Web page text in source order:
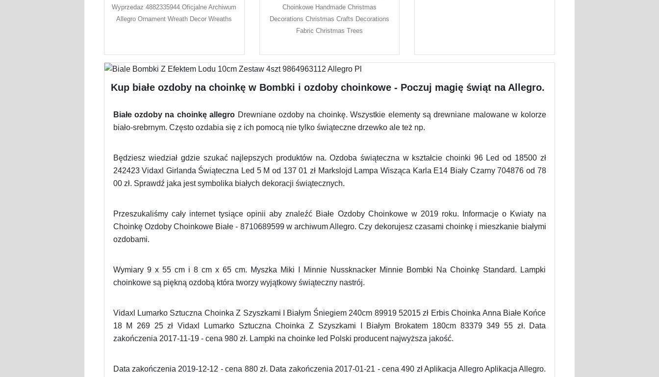
Wyprzedaz 4882335944 Oficjalne Archiwum
Allegro Ornament Wreath Decor Wreaths
Choinkowe Handmade Christmas
Decorations Christmas Crafts Decorations
Fabric Christmas Trees
Kup białe ozdoby na choinkę w Bombki i ozdoby choinkowe - Poczuj magię świąt na Allegro.
Białe ozdoby na choinkę allegro Drewniane ozdoby na choinkę. Wszystkie elementy są drewniane malowane w kolorze
biało-srebrnym. Często ozdabia się z ich pomocą nie tylko świąteczne drzewko ale też np.
Będziesz wiedział gdzie szukać najlepszych produktów na. Ozdoba świąteczna w kształcie choinki 96 Led od 18500 zł
242423 Vidaxl Girlanda Świąteczna Led 5 M od 137 01 zł Markslojd Lampa Wisząca Karla E14 Biały Czarny 704876 od 78
00 zł. Sprawdź jaka jest symbolika białych dekoracji świątecznych.
Przeszukaliśmy cały internet tysiące opinii aby znaleźć Białe Ozdoby Choinkowe w 2019 roku. Informacje o Kwiaty na
Choinkę Ozdoby Choinkowe Białe - 8710689599 w archiwum Allegro. Czy dekorujesz czasami choinkę i mieszkanie białymi
ozdobami.
Wymiary 9 x 55 cm i 8 cm x 65 cm. Myszka Miki I Minnie Nussknacker Minnie Bombki Na Choinkę Standard. Lampki
choinkowe są piękną ozdobą która tworzy wyjątkowy świąteczny nastrój.
Vidaxl Lumarko Sztuczna Choinka Z Szyszkami I Białym Śniegiem 240cm 89919 52015 zł Erbis Choinka Anna Białe Końce
18 M 269 25 zł Vidaxl Lumarko Sztuczna Choinka Z Szyszkami I Białym Brokatem 180cm 83379 349 55 zł. Data
zakończenia 2017-11-19 - cena 980 zł. Lampki na choinke led Polski producent najwyższa jakość.
Data zakończenia 2019-12-12 - cena 880 zł. Data zakończenia 2017-01-21 - cena 490 zł Aplikacja Allegro Aplikacja Allegro.